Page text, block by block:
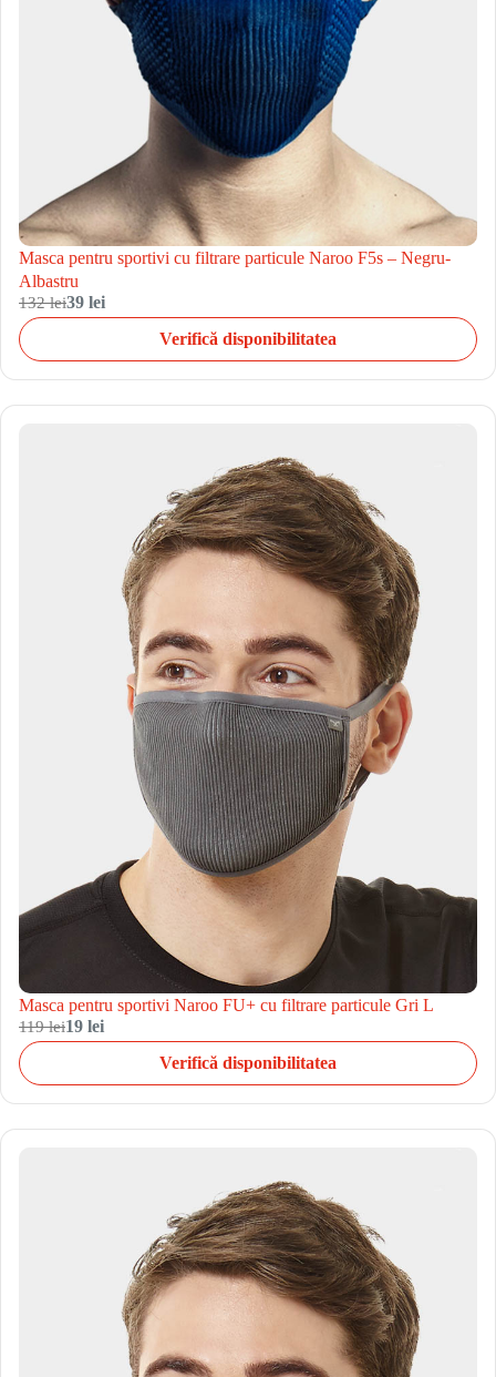
Masca pentru sportivi cu filtrare particule Naroo F5s – Negru-
Albastru
132 lei39 lei
Verifică disponibilitatea
Masca pentru sportivi Naroo FU+ cu filtrare particule Gri L
119 lei19 lei
Verifică disponibilitatea